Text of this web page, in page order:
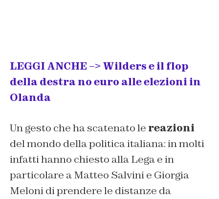
LEGGI ANCHE –> Wilders e il flop
della destra no euro alle elezioni in
Olanda
Un gesto che ha scatenato le reazioni
del mondo della politica italiana: in molti
infatti hanno chiesto alla Lega e in
particolare a Matteo Salvini e Giorgia
Meloni di prendere le distanze da